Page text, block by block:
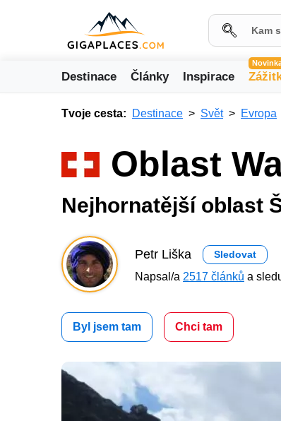
Destinace Články Inspirace
Tvoje cesta: Destinace Svět Evropa
Oblast
Nejhornatější oblast
Petr Liška Sledovat
Napsal/a 2517 článků a
Byl jsem tam Chci tam